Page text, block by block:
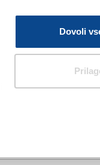
Dovoli
V Kioskih